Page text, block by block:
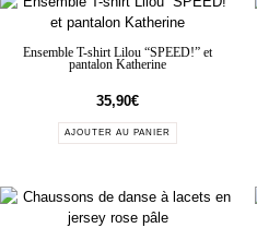
Ensemble T-shirt Lilou “SPEED!” et
pantalon Katherine
35,90€
AJOUTER AU PANIER